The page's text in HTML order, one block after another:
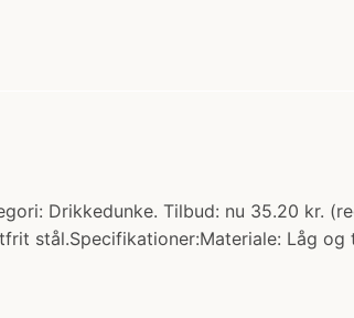
Drikkedunke. Tilbud: nu 35.20 kr.
stål.Specifikationer:Materiale: Låg og